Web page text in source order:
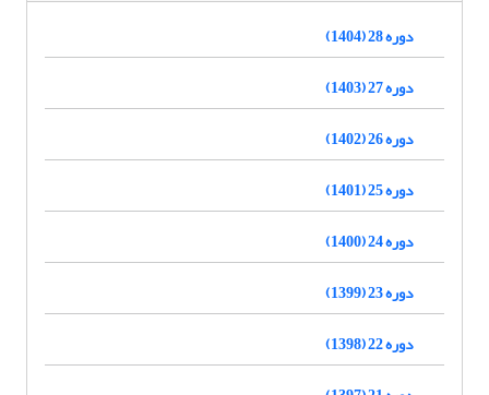
دوره 28 (1404)
دوره 27 (1403)
دوره 26 (1402)
دوره 25 (1401)
دوره 24 (1400)
دوره 23 (1399)
دوره 22 (1398)